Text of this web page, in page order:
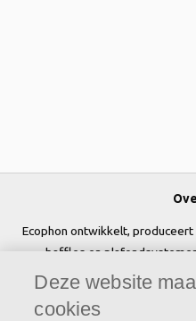
Ecophon ontwikkelt,
baffles en
werkomgeving door het
Deze website
cookies